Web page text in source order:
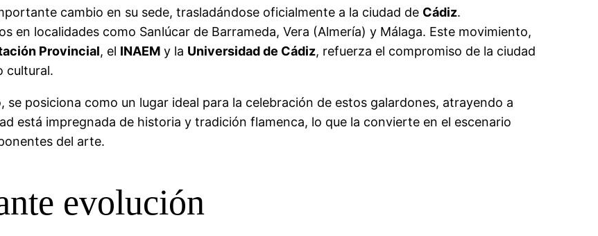
cambio en su sede, trasladándose oficialmente a la ciudad de Cádiz.
en localidades como Sanlúcar de Barrameda, Vera (Almería) y Málaga. Este movimiento,
Provincial, el INAEM y la Universidad de Cádiz, refuerza el compromiso de la ciudad
cultural.
posiciona como un lugar ideal para la celebración de estos galardones, atrayendo a
está impregnada de historia y tradición flamenca, lo que la convierte en el escenario
del arte.
evolución